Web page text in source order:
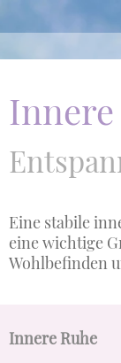
Innere
Eine stabile
eine wichtige
Wohlbefinden
Innere Ruhe